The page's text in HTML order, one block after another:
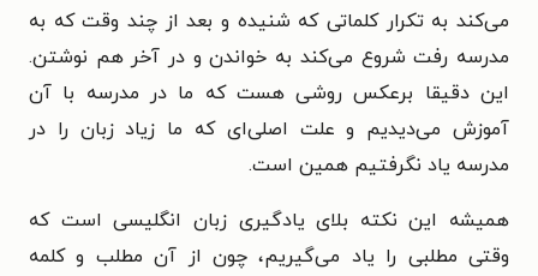
می‌کند به تکرار کلماتی که شنیده و بعد از چند وقت که به
مدرسه رفت شروع می‌کند به خواندن و در آخر هم نوشتن.
این دقیقا برعکس روشی هست که ما در مدرسه با آن
آموزش می‌دیدیم و علت اصلی‌ای که ما زیاد زبان را در
مدرسه یاد نگرفتیم همین است.
همیشه این نکته بلای یادگیری زبان انگلیسی است که
وقتی مطلبی را یاد می‌گیریم، چون از آن مطلب و کلمه